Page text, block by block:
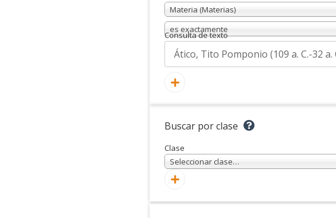
Materia (Materias)
es exactamente
Consulta de texto
Buscar por clase
Clase
Seleccionar clase…